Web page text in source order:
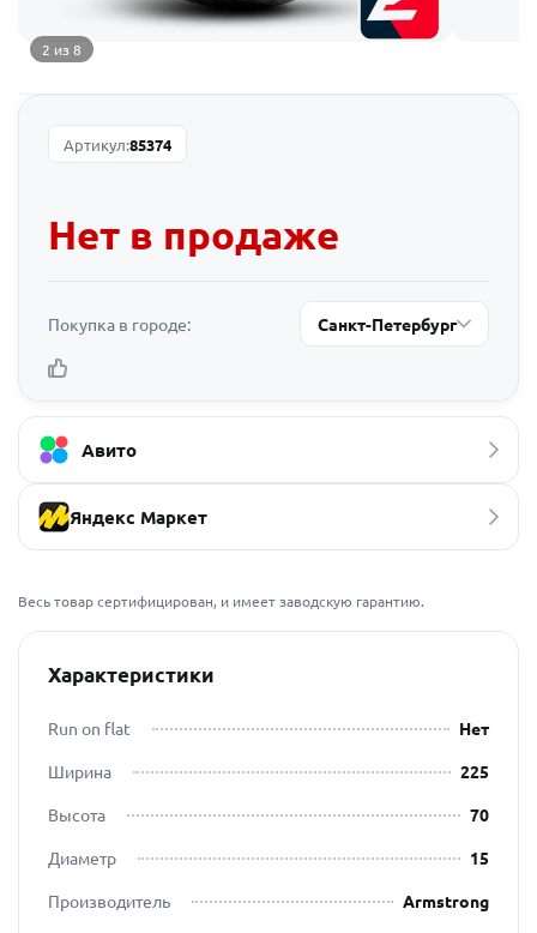
2 из 8
Артикул:85374
Нет в продаже
Покупка в городе: Санкт-Петербург
Авито
Яндекс Маркет
Весь товар сертифицирован, и имеет заводскую гарантию.
Характеристики
Run on flat
Нет
Ширина
225
Высота
70
Диаметр
15
Производитель
Armstrong